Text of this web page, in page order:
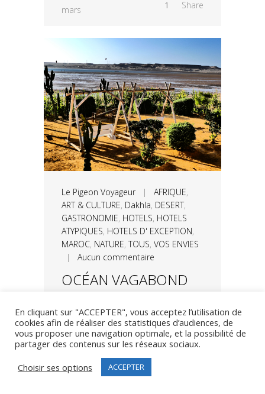
mars 1 Share
Le Pigeon Voyageur| AFRIQUE,
ART & CULTURE, Dakhla, DESERT,
GASTRONOMIE, HOTELS, HOTELS
ATYPIQUES, HOTELS D' EXCEPTION,
MAROC, NATURE,TOUS, VOS ENVIES
| Aucun commentaire
OCÉAN VAGABOND
ENVOÛTANT
ECOLODGE NICHE
AU NORD DE LA
PÉNINSULE DE
En cliquant sur "ACCEPTER", vous acceptez l’utilisation de
cookies afin de réaliser des statistiques d’audiences, de
vous proposer une navigation optimale, et la possibilité de
partager des contenus sur les réseaux sociaux.
Choisir ses options
ACCEPTER